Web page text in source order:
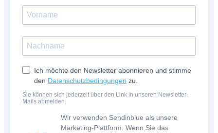
Ich möchte den Newsletter abonnieren und stimme
den Datenschutzbedingungen zu.
Sie können sich jederzeit über den Link in unseren Newsletter-
Mails abmelden.
Wir verwenden Sendinblue als unsere
Marketing-Plattform. Wenn Sie das